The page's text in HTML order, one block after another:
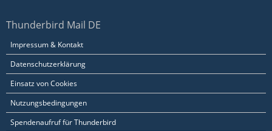
Thunderbird Mail DE
Impressum & Kontakt
Datenschutzerklärung
Einsatz von Cookies
Nutzungsbedingungen
Spendenaufruf für Thunderbird